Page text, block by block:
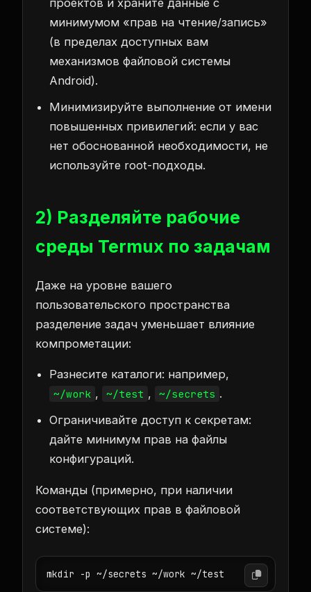
проектов и храните данные с
минимумом «прав на чтение/запись»
(в пределах доступных вам
механизмов файловой системы
Android).
Минимизируйте выполнение от имени
повышенных привилегий: если у вас
нет обоснованной необходимости, не
используйте root-подходы.
2) Разделяйте рабочие
среды Termux по задачам
Даже на уровне вашего
пользовательского пространства
разделение задач уменьшает влияние
компрометации:
Разнесите каталоги: например,
~/work , ~/test , ~/secrets .
Ограничивайте доступ к секретам:
дайте минимум прав на файлы
конфигураций.
Команды (примерно, при наличии
соответствующих прав в файловой
системе):
mkdir -p ~/secrets ~/work ~/test